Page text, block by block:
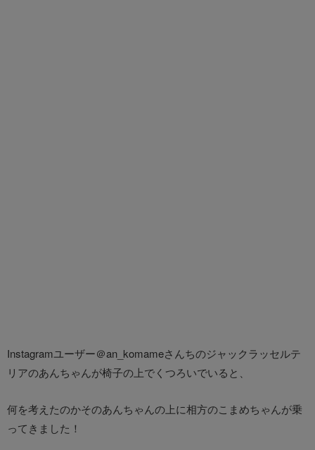
Instagramユーザー＠an_komameさんちのジャックラッセルテ
リアのあんちゃんが椅子の上でくつろいでいると、
何を考えたのかそのあんちゃんの上に相方のこまめちゃんが乗
ってきました！